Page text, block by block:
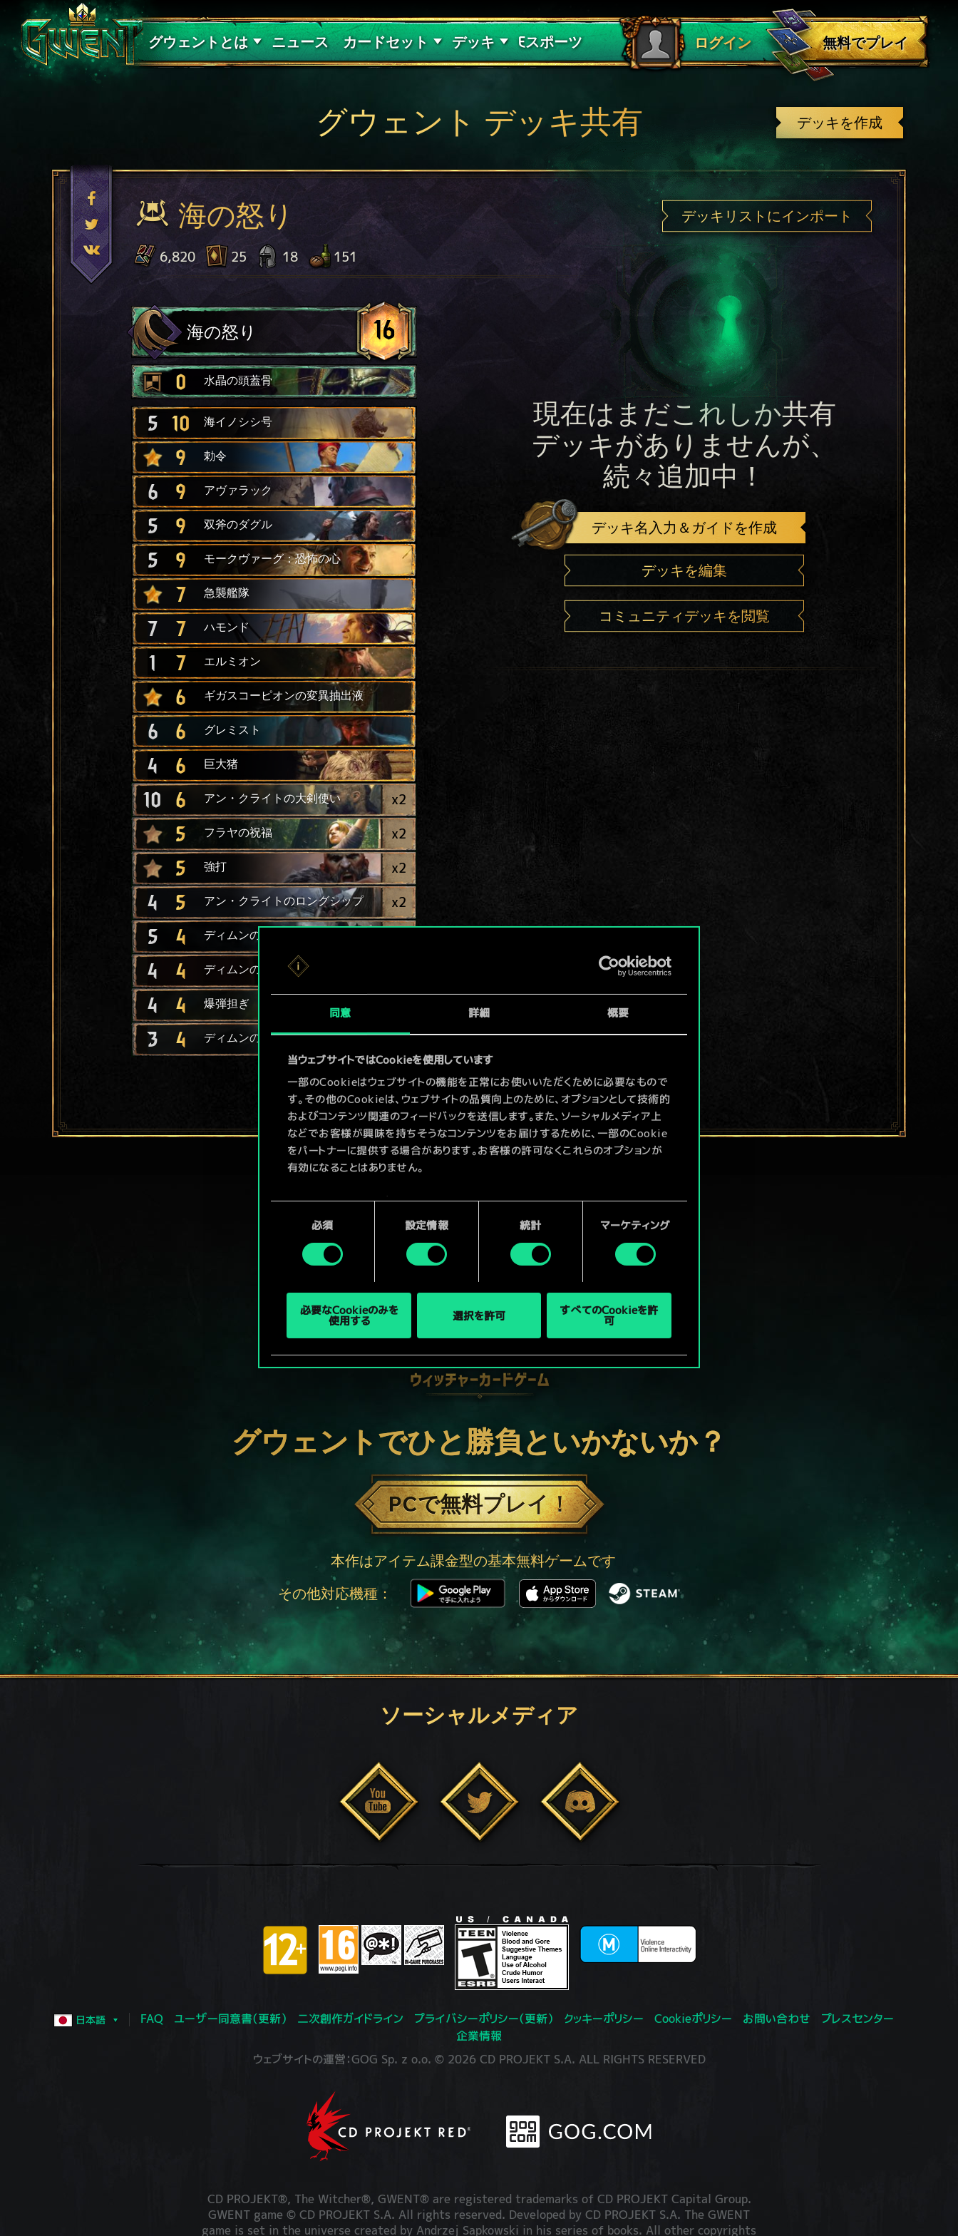
同意 詳細 概要
当ウェブサイトではCookieを使用しています
一部のCookieはウェブサイトの機能を正常にお使いいただくために必要なもので
す。その他のCookieは、ウェブサイトの品質向上のために、オプションとして技術的
およびコンテンツ関連のフィードバックを送信します。また、ソーシャルメディア上
などでお客様が興味を持ちそうなコンテンツをお届けするために、一部のCookie
をパートナーに提供する場合があります。お客様の許可なくこれらのオプションが
有効になることはありません。
Cookieの使用およびパフォーマンスの変更点に関する詳細は、下記の「設定」メニ
ューでご確認ください。
必須 設定情報 統計 マーケティング
必要なCookieのみを
使用する 選択を許可 すべてのCookieを許
可
グウェントとは
サポート
ニュース カードセット
紅き血の呪縛
デッキ
デッキガイド
Eスポーツ ログイン
ログアウト
無料でプレイ
デッキを作成
グウェント デッキ共有
海の怒り デッキリストにインポート
6,820 25 18 151
海の怒り 16
0 水晶の頭蓋骨
5 10 海イノシシ号
9 勅令
6 9 アヴァラック
5 9 双斧のダグル
5 9 モークヴァーグ：恐怖の心
7 急襲艦隊
7 7 ハモンド
1 7 エルミオン
6 ギガスコーピオンの変異抽出液
6 6 グレミスト
4 6 巨大猪
10 6 アン・クライトの大剣使い x2
5 フラヤの祝福 x2
5 強打 x2
4 5 アン・クライトのロングシップ x2
5 4 ディムンの軽量ロングシップ
4 4 ディムンの私掠船員
4 4 爆弾担ぎ
3 4 ディムンの海賊長
現在はまだこれしか共有
デッキがありませんが、
続々追加中！
デッキ名入力＆ガイドを作成
デッキを編集
コミュニティデッキを閲覧
グウェントでひと勝負といかないか？
PCで無料プレイ！
本作はアイテム課金型の基本無料ゲームです
その他対応機種：
ソーシャルメディア
日本語 FAQ ユーザー同意書（更新） 二次創作ガイドライン プライバシーポリシー（更新） クッキーポリシー Cookieポリシー お問い合わせ
プレスセンター
企業情報
ウェブサイトの運営：GOG Sp. z o.o. © 2026 CD PROJEKT S.A. ALL RIGHTS RESERVED
CD PROJEKT®, The Witcher®, GWENT® are registered trademarks of CD PROJEKT Capital Group.
GWENT game © CD PROJEKT S.A. All rights reserved. Developed by CD PROJEKT S.A. The GWENT
game is set in the universe created by Andrzej Sapkowski in his series of books. All other copyrights